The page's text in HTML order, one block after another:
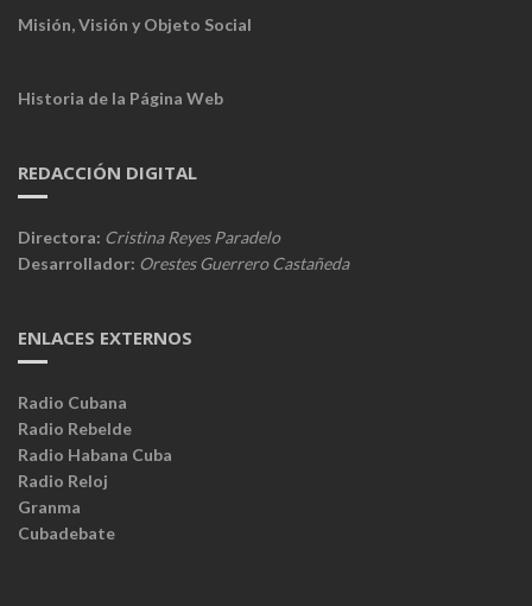
Misión, Visión y Objeto Social
Historia de la Página Web
REDACCIÓN DIGITAL
Directora: Cristina Reyes Paradelo
Desarrollador: Orestes Guerrero Castañeda
ENLACES EXTERNOS
Radio Cubana
Radio Rebelde
Radio Habana Cuba
Radio Reloj
Granma
Cubadebate